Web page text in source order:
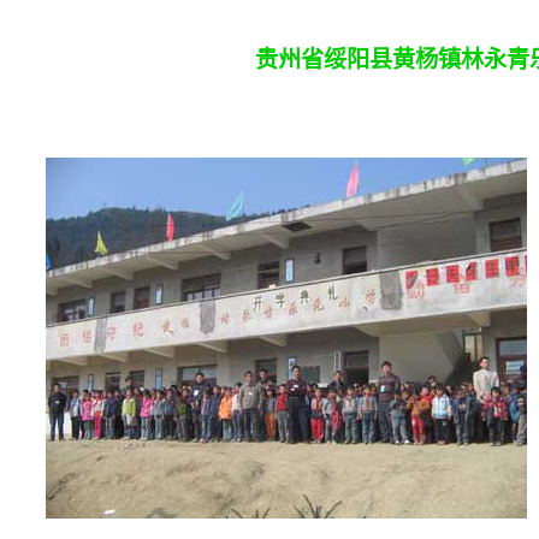
贵州省绥阳县黄杨镇林永青